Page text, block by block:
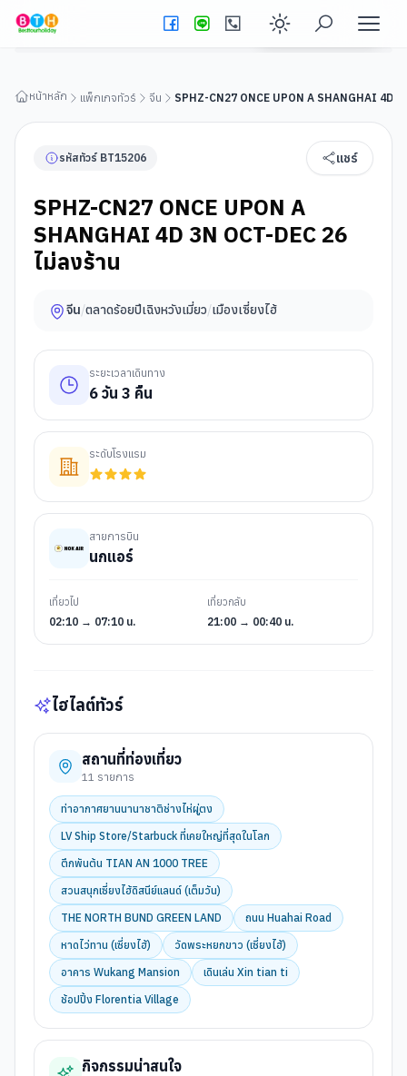
Enable dark
ไม่ลงร้าน
ดูรายละเอียดทัวร์
หน้าหลัก แพ็กเกจทัวร์ จีน SPHZ-CN27 ONCE UPON A SHANGHAI 4D
รหัสทัวร์ BT15206 แชร์
SPHZ-CN27 ONCE UPON A
SHANGHAI 4D 3N OCT-DEC 26
ไม่ลงร้าน
จีน/ตลาดร้อยปีเฉิงหวังเมี่ยว/เมืองเซี่ยงไฮ้
ระยะเวลาเดินทาง
6 วัน 3 คืน
ระดับโรงแรม
สายการบิน
นกแอร์
เที่ยวไป
02:10 → 07:10 น.
เที่ยวกลับ
21:00 → 00:40 น.
ไฮไลต์ทัวร์
สถานที่ท่องเที่ยว
11 รายการ
ท่าอากาศยานนานาชาติช่างไห่ผู่ตง
LV Ship Store/Starbuck ที่เคยใหญ่ที่สุดในโลก
ตึกพันต้น TIAN AN 1000 TREE
สวนสนุกเซี่ยงไฮ้ดิสนีย์แลนด์ (เต็มวัน)
THE NORTH BUND GREEN LAND
ถนน Huahai Road
หาดไว่ทาน (เซี่ยงไฮ้)
วัดพระหยกขาว (เซี่ยงไฮ้)
อาคาร Wukang Mansion
เดินเล่น Xin tian ti
ช้อปปิ้ง Florentia Village
กิจกรรมน่าสนใจ